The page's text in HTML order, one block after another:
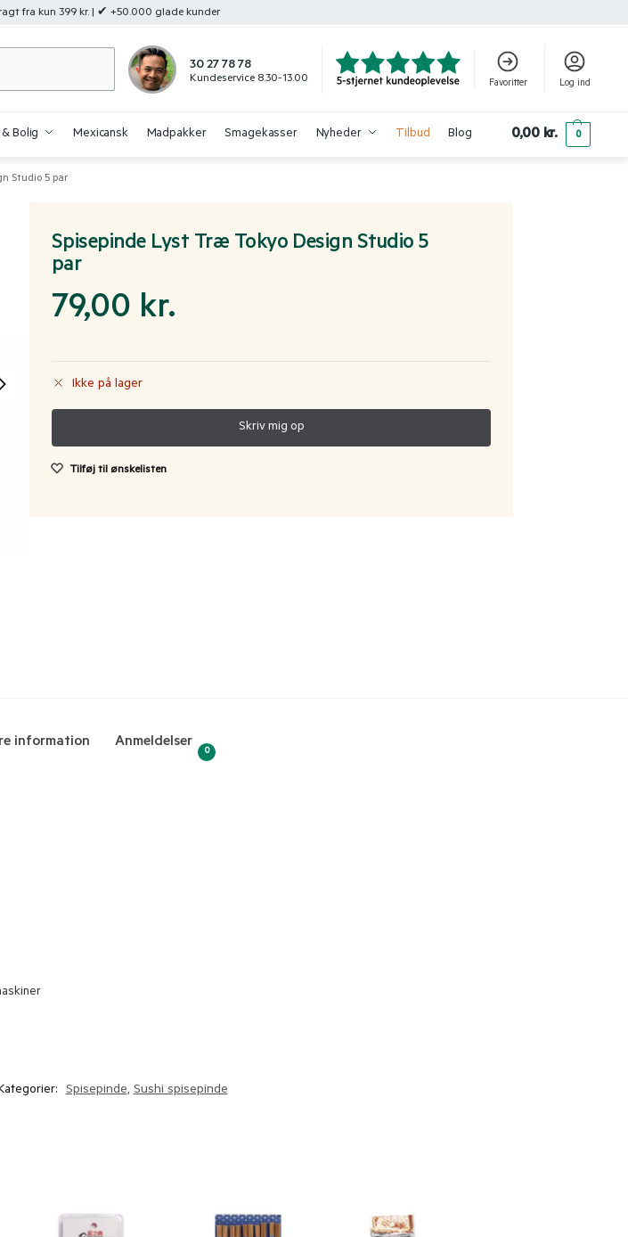
fra kun 399 kr. | ✔ +50.000 glade kunder
30 27 78 78
Kundeservice 8.30-13.00 Favoritter Log ind
Bolig Mexicansk Madpakker Smagekasser Nyheder Tilbud Blog 0,00 kr. 0
Studio 5 par
Spisepinde Lyst Træ Tokyo Design Studio 5
par
79,00 kr.
Ikke på lager
Tilføj til ønskelisten
information Anmeldelser
0
Spisepinde,Sushi spisepinde